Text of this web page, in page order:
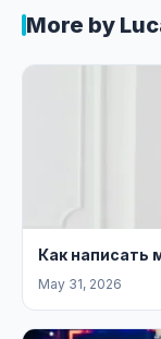
More by
Как написать
May 31, 2026